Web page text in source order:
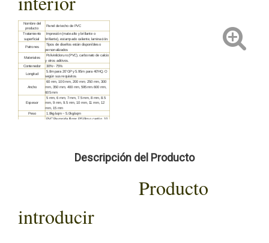
Nombre del
producto
Panel de techo de PVC
Tratamiento
superficial
Impresión (mate alto y brillante o
brillante), estampado caliente, laminación.
Patrones
Tipos de diseños están disponibles o
personalizados
Materiales
Polivinilcloruro (PVC), carbonato de calcio
y otros aditivos.
Contenedor
30%~ 75%
Longitud
5.8m para 20'GP y 5.95m para 40'HQ. O
según sus requisitos.
Ancho
60 mm, 100 mm, 200 mm, 250 mm, 300
mm, 350 mm, 400 mm, 595mm.600 mm,
605 mm
Espesor
5 mm, 6 mm, 7 mm, 7.5 mm, 8 mm, 8.5
mm, 9 mm, 9.5 mm, 10 mm, 11 mm, 12
mm, 15 mm
Peso 1.8kg/sqm ~ 5.0kg/sqm
PVC Recogida filmor PE-film o cartón, 10
Peso ligero, instalación fácil, alta
resistencia, impermeable, alta intensidad,
Descripción del Producto
Producto
introducir